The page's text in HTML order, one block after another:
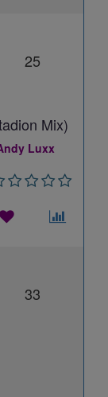
25
Mix)
Luxx
33